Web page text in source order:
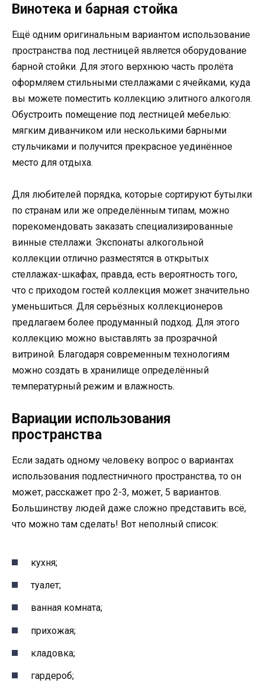
Винотека и барная стойка
Ещё одним оригинальным вариантом использование
пространства под лестницей является оборудование
барной стойки. Для этого верхнюю часть пролёта
оформляем стильными стеллажами с ячейками, куда
вы можете поместить коллекцию элитного алкоголя.
Обустроить помещение под лестницей мебелью:
мягким диванчиком или несколькими барными
стульчиками и получится прекрасное уединённое
место для отдыха.
Для любителей порядка, которые сортируют бутылки
по странам или же определённым типам, можно
порекомендовать заказать специализированные
винные стеллажи. Экспонаты алкогольной
коллекции отлично разместятся в открытых
стеллажах-шкафах, правда, есть вероятность того,
что с приходом гостей коллекция может значительно
уменьшиться. Для серьёзных коллекционеров
предлагаем более продуманный подход. Для этого
коллекцию можно выставлять за прозрачной
витриной. Благодаря современным технологиям
можно создать в хранилище определённый
температурный режим и влажность.
Вариации использования
пространства
Если задать одному человеку вопрос о вариантах
использования подлестничного пространства, то он
может, расскажет про 2-3, может, 5 вариантов.
Большинству людей даже сложно представить всё,
что можно там сделать! Вот неполный список:
кухня;
туалет;
ванная комната;
прихожая;
кладовка;
гардероб;